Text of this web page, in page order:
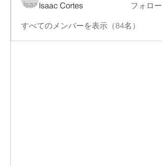
Isaac Cortes フォロー
すべてのメンバーを表示（84名）